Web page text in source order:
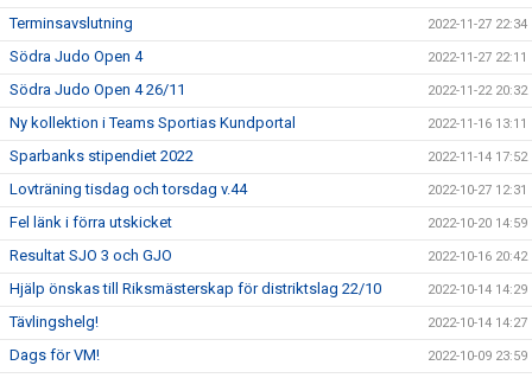
Terminsavslutning 2022-11-27 22:34
Södra Judo Open 4 2022-11-27 22:11
Södra Judo Open 4 26/11 2022-11-22 20:32
Ny kollektion i Teams Sportias Kundportal 2022-11-16 13:11
Sparbanks stipendiet 2022 2022-11-14 17:52
Lovträning tisdag och torsdag v.44 2022-10-27 12:31
Fel länk i förra utskicket 2022-10-20 14:59
Resultat SJO 3 och GJO 2022-10-16 20:42
Hjälp önskas till Riksmästerskap för distriktslag 22/10 2022-10-14 14:29
Tävlingshelg! 2022-10-14 14:27
Dags för VM! 2022-10-09 23:59